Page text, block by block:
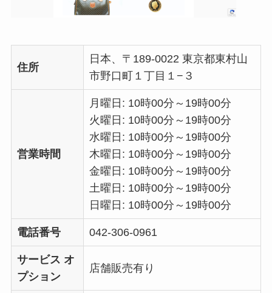
住所
日本、〒189-0022 東京都東村山
市野口町１丁目１−３
営業時間
月曜日: 10時00分～19時00分
火曜日: 10時00分～19時00分
水曜日: 10時00分～19時00分
木曜日: 10時00分～19時00分
金曜日: 10時00分～19時00分
土曜日: 10時00分～19時00分
日曜日: 10時00分～19時00分
電話番号 042-306-0961
サービス オ
プション
店舗販売有り